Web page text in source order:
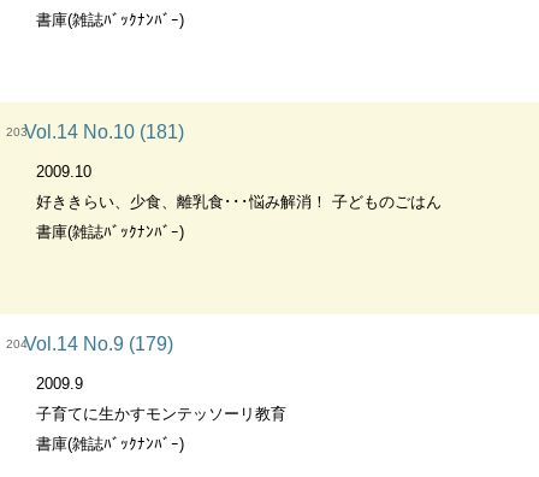
書庫(雑誌ﾊﾞｯｸﾅﾝﾊﾞｰ)
203Vol.14 No.10 (181)
2009.10
好ききらい、少食、離乳食･･･悩み解消！ 子どものごはん
書庫(雑誌ﾊﾞｯｸﾅﾝﾊﾞｰ)
204Vol.14 No.9 (179)
2009.9
子育てに生かすモンテッソーリ教育
書庫(雑誌ﾊﾞｯｸﾅﾝﾊﾞｰ)